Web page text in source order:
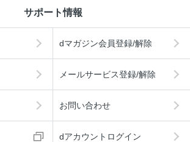
サポート情報
dマガジン会員登録/解除
メールサービス登録/解除
お問い合わせ
dアカウントログイン